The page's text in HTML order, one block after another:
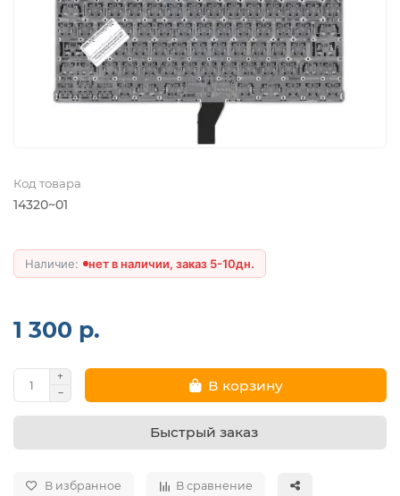
Код товара
14320~01
нет в наличии, заказ 5-10дн.
1 300 р.
В корзину
Быстрый заказ
В избранное В сравнение